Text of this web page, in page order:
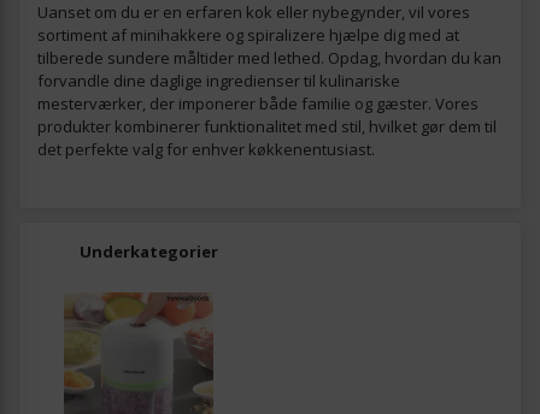
Uanset om du er en erfaren kok eller nybegynder, vil vores
sortiment af minihakkere og spiralizere hjælpe dig med at
tilberede sundere måltider med lethed. Opdag, hvordan du kan
forvandle dine daglige ingredienser til kulinariske
mesterværker, der imponerer både familie og gæster. Vores
produkter kombinerer funktionalitet med stil, hvilket gør dem til
det perfekte valg for enhver køkkenentusiast.
Underkategorier